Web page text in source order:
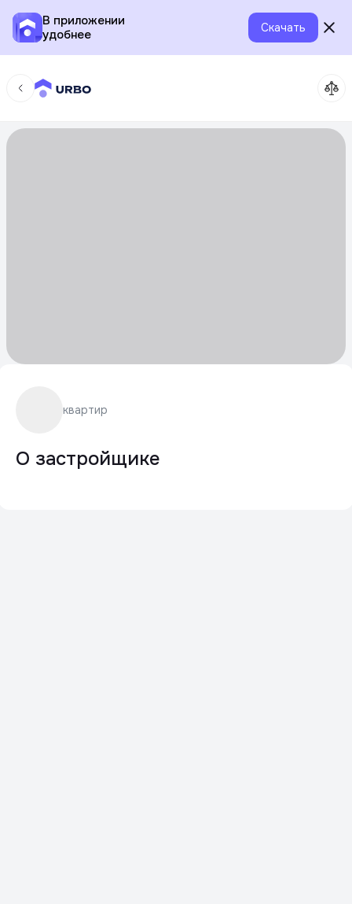
В приложении
удобнее
Скачать
квартир
О застройщике